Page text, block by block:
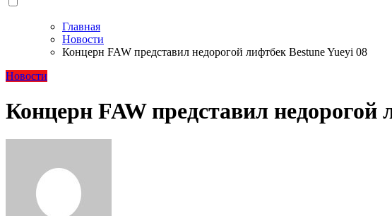
Главная
Новости
Концерн FAW представил недорогой лифтбек Bestune Yueyi 08
Новости
Концерн FAW представил недорогой